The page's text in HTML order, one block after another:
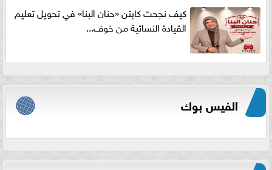
كيف نجحت كابتن «حنان البنا» في تحويل تعليم
القيادة النسائية من خوف...
الفيس بوك